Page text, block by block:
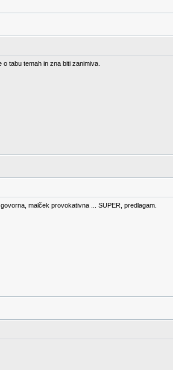
tabu temah in zna biti zanimiva.
malček provokativna ... SUPER, predlagam.